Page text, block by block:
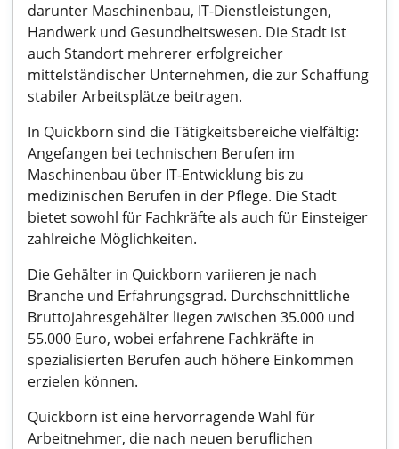
darunter Maschinenbau, IT-Dienstleistungen,
Handwerk und Gesundheitswesen. Die Stadt ist
auch Standort mehrerer erfolgreicher
mittelständischer Unternehmen, die zur Schaffung
stabiler Arbeitsplätze beitragen.
In Quickborn sind die Tätigkeitsbereiche vielfältig:
Angefangen bei technischen Berufen im
Maschinenbau über IT-Entwicklung bis zu
medizinischen Berufen in der Pflege. Die Stadt
bietet sowohl für Fachkräfte als auch für Einsteiger
zahlreiche Möglichkeiten.
Die Gehälter in Quickborn variieren je nach
Branche und Erfahrungsgrad. Durchschnittliche
Bruttojahresgehälter liegen zwischen 35.000 und
55.000 Euro, wobei erfahrene Fachkräfte in
spezialisierten Berufen auch höhere Einkommen
erzielen können.
Quickborn ist eine hervorragende Wahl für
Arbeitnehmer, die nach neuen beruflichen